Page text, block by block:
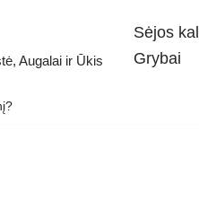
Augalai ir Ūkis
Sėjos
Grybai